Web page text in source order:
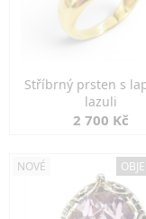
Stříbrný prsten s
lazuli
2 700 Kč
NOVÉ